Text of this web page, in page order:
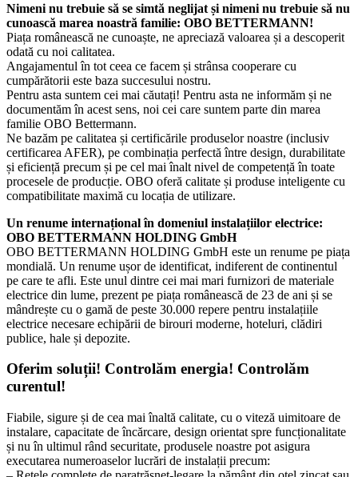
Nimeni nu trebuie să se simtă neglijat și nimeni nu trebuie să nu
cunoască marea noastră familie: OBO BETTERMANN!
Piața românească ne cunoaște, ne apreciază valoarea și a descoperit
odată cu noi calitatea.
Angajamentul în tot ceea ce facem și strânsa cooperare cu
cumpărătorii este baza succesului nostru.
Pentru asta suntem cei mai căutați! Pentru asta ne informăm și ne
documentăm în acest sens, noi cei care suntem parte din marea
familie OBO Bettermann.
Ne bazăm pe calitatea și certificările produselor noastre (inclusiv
certificarea AFER), pe combinația perfectă între design, durabilitate
și eficiență precum și pe cel mai înalt nivel de competență în toate
procesele de producție. OBO oferă calitate și produse inteligente cu
compatibilitate maximă cu locația de utilizare.
Un renume internațional în domeniul instalațiilor electrice:
OBO BETTERMANN HOLDING GmbH
OBO BETTERMANN HOLDING GmbH este un renume pe piața
mondială. Un renume ușor de identificat, indiferent de continentul
pe care te afli. Este unul dintre cei mai mari furnizori de materiale
electrice din lume, prezent pe piața românească de 23 de ani și se
mândrește cu o gamă de peste 30.000 repere pentru instalațiile
electrice necesare echipării de birouri moderne, hoteluri, clădiri
publice, hale și depozite.
Oferim soluții! Controlăm energia! Controlăm
curentul!
Fiabile, sigure și de cea mai înaltă calitate, cu o viteză uimitoare de
instalare, capacitate de încărcare, design orientat spre funcționalitate
și nu în ultimul rând securitate, produsele noastre pot asigura
executarea numeroaselor lucrări de instalații precum: